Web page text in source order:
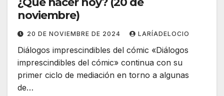
noviembre)
20 DE NOVIEMBRE DE 2024 LARÍADELOCIO
Diálogos imprescindibles del cómic «Diálogos
imprescindibles del cómic» continua con su
primer ciclo de mediación en torno a algunas
de…